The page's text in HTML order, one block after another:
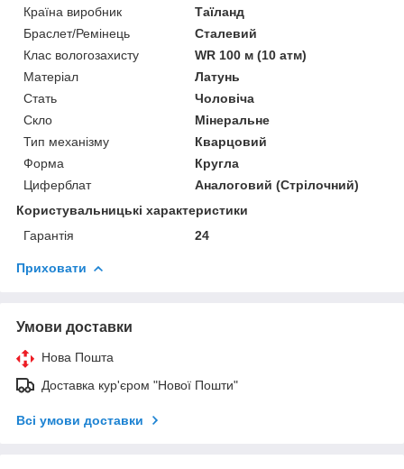
Країна виробник
Таїланд
Браслет/Ремінець
Сталевий
Клас вологозахисту
WR 100 м (10 атм)
Матеріал
Латунь
Стать
Чоловіча
Скло
Мінеральне
Тип механізму
Кварцовий
Форма
Кругла
Циферблат
Аналоговий (Стрілочний)
Користувальницькі характеристики
Гарантія
24
Приховати
Умови доставки
Нова Пошта
Доставка кур'єром "Нової Пошти"
Всі умови доставки